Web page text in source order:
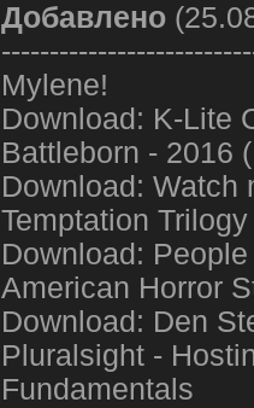
Добавлено
Mylene!
Download: K-Lite
Battleborn - 2016
Download: Watch
Temptation
Download:
American Horror
Download: Den
Pluralsight -
Fundamentals